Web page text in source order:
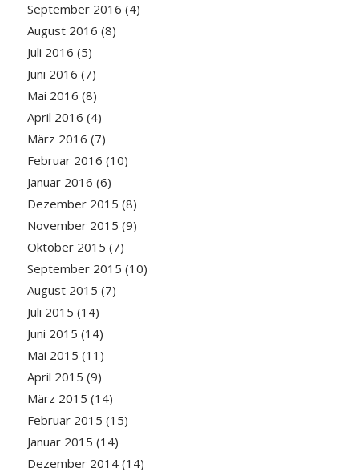
September 2016 (4)
August 2016 (8)
Juli 2016 (5)
Juni 2016 (7)
Mai 2016 (8)
April 2016 (4)
März 2016 (7)
Februar 2016 (10)
Januar 2016 (6)
Dezember 2015 (8)
November 2015 (9)
Oktober 2015 (7)
September 2015 (10)
August 2015 (7)
Juli 2015 (14)
Juni 2015 (14)
Mai 2015 (11)
April 2015 (9)
März 2015 (14)
Februar 2015 (15)
Januar 2015 (14)
Dezember 2014(14)